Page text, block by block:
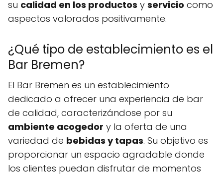
su calidad en los productos y servicio como
aspectos valorados positivamente.
¿Qué tipo de establecimiento es el
Bar Bremen?
El Bar Bremen es un establecimiento
dedicado a ofrecer una experiencia de bar
de calidad, caracterizándose por su
ambiente acogedor y la oferta de una
variedad de bebidas y tapas. Su objetivo es
proporcionar un espacio agradable donde
los clientes puedan disfrutar de momentos